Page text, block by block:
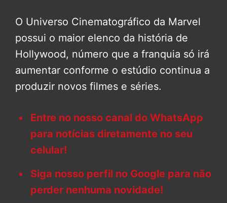
O Universo Cinematográfico da Marvel
possui o maior elenco da história de
Hollywood, número que a franquia só irá
aumentar conforme o estúdio continua a
produzir novos filmes e séries.
Entre no nosso canal do WhatsApp
para notícias diretamente no seu
celular!
Siga nosso perfil no Google para não
perder nenhuma novidade!